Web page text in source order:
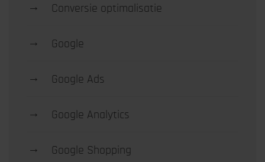
→ Conversie optimalisatie
→ Google
→ Google Ads
→ Google Analytics
→ Google Shopping